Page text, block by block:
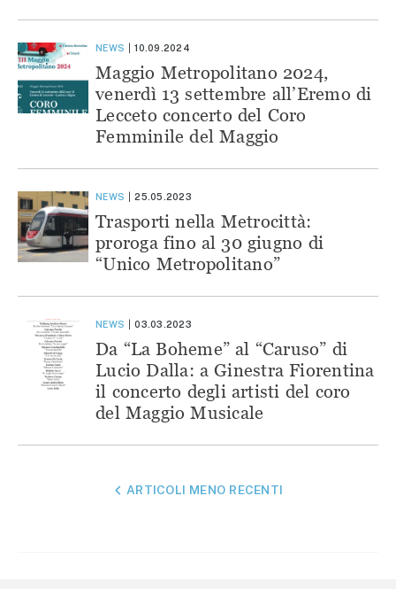
NEWS 10.09.2024
Maggio Metropolitano 2024,
venerdì 13 settembre all’Eremo di
Lecceto concerto del Coro
Femminile del Maggio
NEWS 25.05.2023
Trasporti nella Metrocittà:
proroga fino al 30 giugno di
“Unico Metropolitano”
NEWS 03.03.2023
Da “La Boheme” al “Caruso” di
Lucio Dalla: a Ginestra Fiorentina
il concerto degli artisti del coro
del Maggio Musicale
NAVIGAZIONEARTICOLI MENO RECENTI